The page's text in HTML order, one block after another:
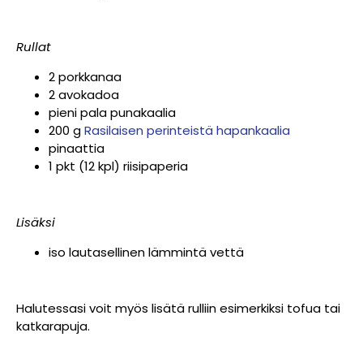
Rullat
2 porkkanaa
2 avokadoa
pieni pala punakaalia
200 gRasilaisen perinteistä hapankaalia
pinaattia
1 pkt (12 kpl) riisipaperia
Lisäksi
iso lautasellinen lämmintä vettä
Halutessasi voit myös lisätä rulliin esimerkiksi tofua tai
katkarapuja.